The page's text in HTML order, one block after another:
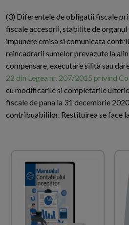
(3) Diferentele de obligatii fiscale
fiscale accesorii, stabilite de
impunere emisa si comunicata
reincadrarii sumelor prevazute la
compensare, executare silita sau
22 din Legea nr. 207/2015 privind
cu modificarile si completarile
fiscale de pana la 31 decembrie
contribuabililor. Restituirea se face